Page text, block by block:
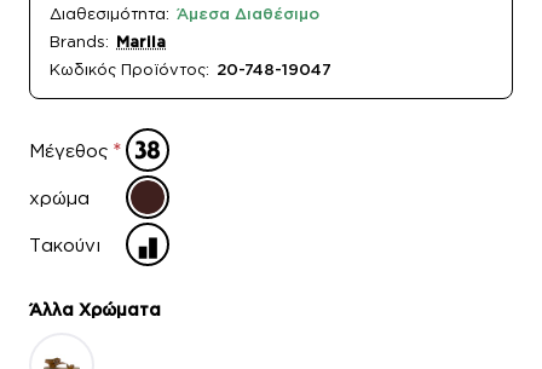
Διαθεσιμότητα: Άμεσα Διαθέσιμο
Brands: Marila
Κωδικός Προϊόντος: 20-748-19047
Μέγεθος
χρώμα
Τακούνι
Άλλα Xρώματα